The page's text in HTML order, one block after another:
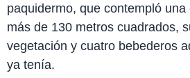
paquidermo, que contempló
más de 130 metros cuadrados,
vegetación y cuatro bebederos
ya tenía.